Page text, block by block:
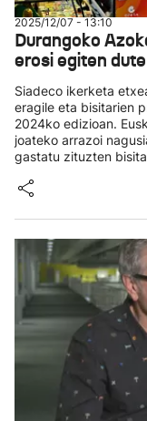
2025/12/07 - 13:10
Durangoko
erosi egiten dute
Siadeco ikerketa
eragile eta bisitarien
2024ko edizioan.
joateko arrazoi
gastatu zituzten